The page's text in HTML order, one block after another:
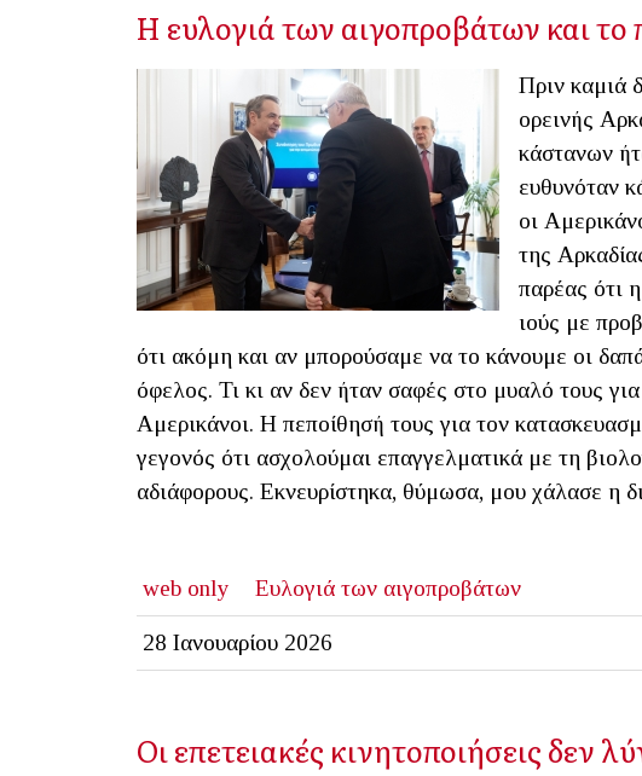
Η ευλογιά των αιγοπροβάτων και το
Πριν καμιά
ορεινής
κάστανων
ευθυνόταν
οι
της
παρέας ότι
ιούς με
ότι ακόμη και αν μπορούσαμε να το κάνουμε οι
όφελος. Τι κι αν δεν ήταν σαφές στο μυαλό τους
Αμερικάνοι. Η πεποίθησή τους για τον
γεγονός ότι ασχολούμαι επαγγελματικά με τη
αδιάφορους. Εκνευρίστηκα, θύμωσα, μου χάλασε η
web only
Ευλογιά των αιγοπροβάτων
28 Ιανουαρίου 2026
Οι επετειακές κινητοποιήσεις δεν